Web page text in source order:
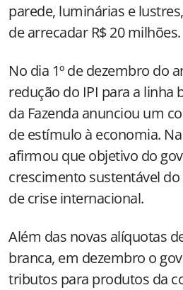
parede, luminárias e
de arrecadar R$ 20 milhões.
No dia 1º de dezembro do
redução do IPI para a linha
da Fazenda anunciou um
de estímulo à economia.
afirmou que objetivo do
crescimento sustentável
de crise internacional.
Além das novas alíquotas
branca, em dezembro o
tributos para produtos da